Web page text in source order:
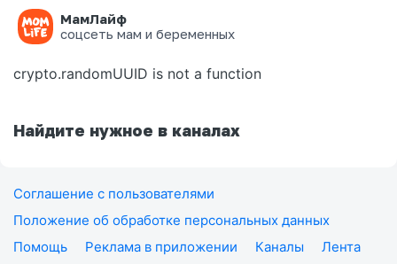
МамЛайф
соцсеть мам и беременных
Ошибка на странице
crypto.randomUUID is not a function
Найдите нужное в каналах
Соглашение с пользователями
Положение об обработке персональных данных
Помощь
Реклама в приложении Каналы
Лента